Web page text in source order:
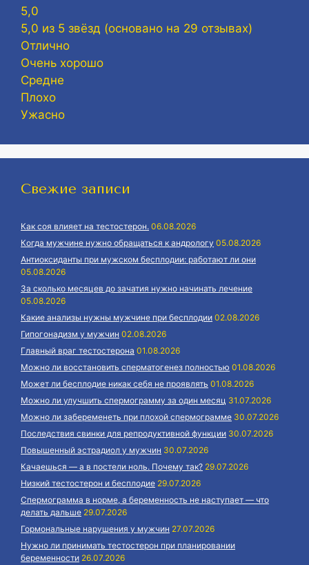
5,0
5,0 из 5 звёзд (основано на 29 отзывах)
Отлично
Очень хорошо
Средне
Плохо
Ужасно
Свежие записи
Как соя влияет на тестостерон. 06.08.2026
Когда мужчине нужно обращаться к андрологу 05.08.2026
Антиоксиданты при мужском бесплодии: работают ли они
05.08.2026
За сколько месяцев до зачатия нужно начинать лечение
05.08.2026
Какие анализы нужны мужчине при бесплодии 02.08.2026
Гипогонадизм у мужчин 02.08.2026
Главный враг тестостерона 01.08.2026
Можно ли восстановить сперматогенез полностью 01.08.2026
Может ли бесплодие никак себя не проявлять 01.08.2026
Можно ли улучшить спермограмму за один месяц 31.07.2026
Можно ли забеременеть при плохой спермограмме 30.07.2026
Последствия свинки для репродуктивной функции 30.07.2026
Повышенный эстрадиол у мужчин 30.07.2026
Качаешься — а в постели ноль. Почему так? 29.07.2026
Низкий тестостерон и бесплодие 29.07.2026
Спермограмма в норме, а беременность не наступает — что
делать дальше 29.07.2026
Гормональные нарушения у мужчин 27.07.2026
Нужно ли принимать тестостерон при планировании
беременности 26.07.2026